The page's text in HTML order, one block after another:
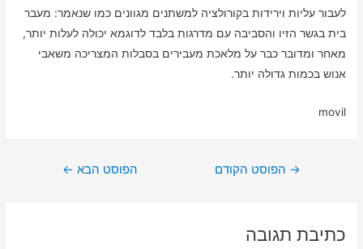
לעבור עליות וירידות בקורולציה למשתנים מגוונים כמו שנאמר: מעבר
בית בגשר הזיו והסביבה עם מדרגות בלבד לדוגמא יכולה לעלות יותר,
מאחר ומדובר כבר על מלאכת מעבירים בסבלות המצריכה משאבי
אנוש בכמות גדולה יותר.
movil
ניווט
→ הפוסט הקודם הפוסט הבא ←
כתיבת תגובה